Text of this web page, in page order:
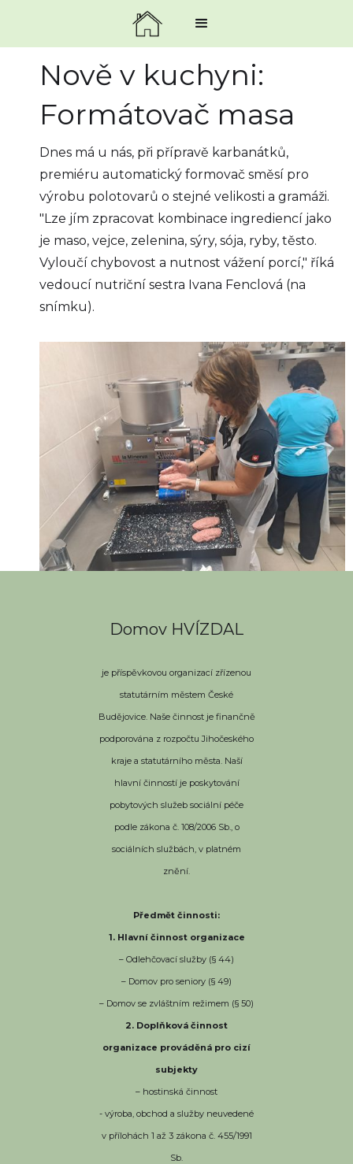
Nově v kuchyni:
Formátovač masa
Dnes má u nás, při přípravě karbanátků,
premiéru automatický formovač směsí pro
výrobu polotovarů o stejné velikosti a gramáži.
"Lze jím zpracovat kombinace ingrediencí jako
je maso, vejce, zelenina, sýry, sója, ryby, těsto.
Vyloučí chybovost a nutnost vážení porcí," říká
vedoucí nutriční sestra Ivana Fenclová (na
snímku).
Domov HVÍZDAL
je příspěvkovou organizací zřízenou
statutárním městem České
Budějovice. Naše činnost je finančně
podporována z rozpočtu Jihočeského
kraje a statutárního města. Naší
hlavní činností je poskytování
pobytových služeb sociální péče
podle zákona č. 108/2006 Sb., o
sociálních službách, v platném
znění.
Předmět činnosti:
1. Hlavní činnost organizace
– Odlehčovací služby (§ 44)
– Domov pro seniory (§ 49)
– Domov se zvláštním režimem (§ 50)
2. Doplňková činnost
organizace prováděná pro cizí
subjekty
– hostinská činnost
- výroba, obchod a služby neuvedené
v přílohách 1 až 3 zákona č. 455/1991
Sb.